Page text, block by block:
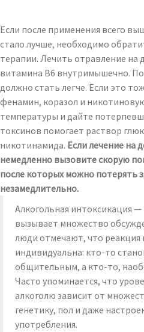
Если после применения всего
стало лучше, необходимо
терапии. Лечить отравление на
витамина В6 внутримышечно.
должно стать легче. Если это
фенамин, коразол и
температуры и дайте
токсинов помогает раствор
никотинамида. Если лечение на
немедленно вызовите скорую
после которых можно потерять
незамедлительно.
Алкогольная интоксикация
вызывает множество
люди отмечают, что реакция
индивидуальна: кто-то
общительным, а кто-то,
Часто упоминается, что
алкоголю зависит от
генетику, пол и даже
употребления.